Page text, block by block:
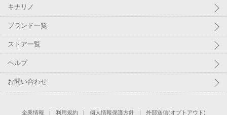
キナリノ
ブランド一覧
ストア一覧
ヘルプ
お問い合わせ
企業情報 利用規約 個人情報保護方針 外部送信(オプトアウト)